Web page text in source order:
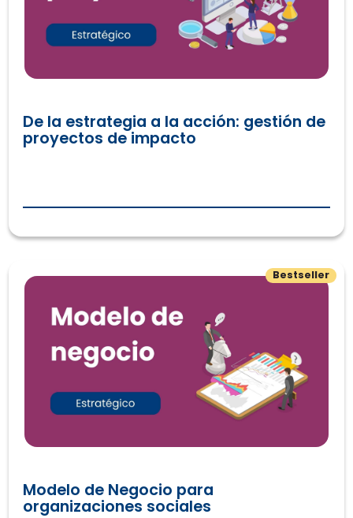
De la estrategia a la acción: gestión de
proyectos de impacto
Bestseller
Modelo de Negocio para
organizaciones sociales
Modelo de Negocio para organizaciones sociales